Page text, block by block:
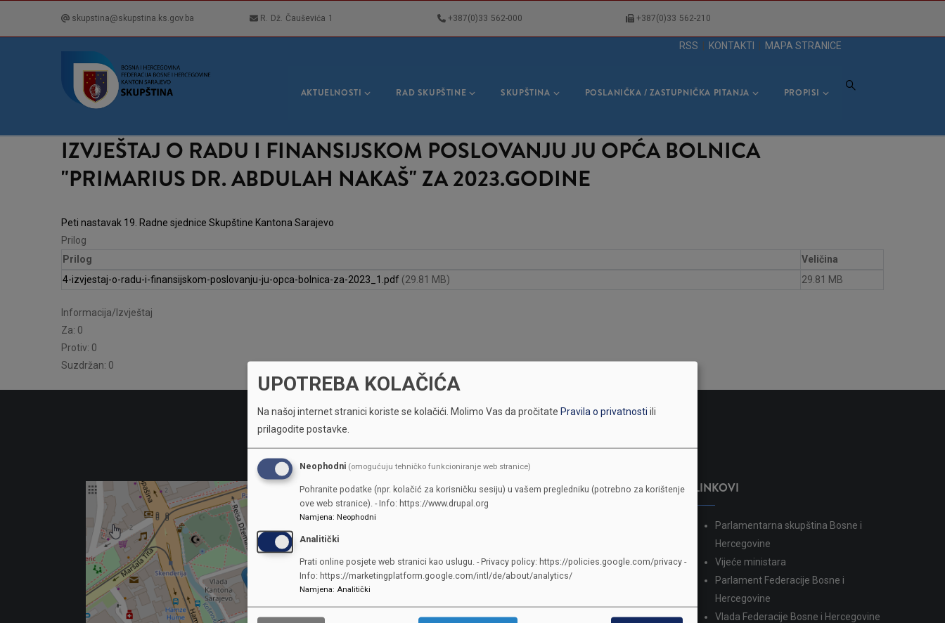
skupstina@skupstina.ks.gov.ba R. Dž. Čauševića 1 +387(0)33 562-000 +387(0)33 562-210
RSS KONTAKTI MAPA STRANICE
NAVIGACIJA
AKTUELNOSTI RAD SKUPŠTINE SKUPŠTINA POSLANIČKA / ZASTUPNIČKA PITANJA PROPISI
IZVJEŠTAJ O RADU I FINANSIJSKOM POSLOVANJU JU OPĆA BOLNICA
"PRIMARIUS DR. ABDULAH NAKAŠ" ZA 2023.GODINE
Peti nastavak 19. Radne sjednice Skupštine Kantona Sarajevo
Prilog
Prilog
Veličina
4-izvjestaj-o-radu-i-finansijskom-poslovanju-ju-opca-bolnica-za-2023_1.pdf (29.81 MB) 29.81 MB
Informacija/Izvještaj
Za: 0
Protiv: 0
Suzdržan: 0
KONTAKTI
Čauševića 1
387 33 562-044
skupstina@skupstina.ks.gov.ba
LINKOVI
Parlamentarna skupština Bosne i
Hercegovine
Vijeće ministara
Parlament Federacije Bosne i
Hercegovine
Vlada Federacije Bosne i Hercegovine
UPOTREBA KOLAČIĆA
Na našoj internet stranici koriste se kolačići. Molimo Vas da pročitate Pravila o privatnosti ili
prilagodite postavke.
Neophodni (omogućuju tehničko funkcioniranje web stranice)
Pohranite podatke (npr. kolačić za korisničku sesiju) u vašem pregledniku (potrebno za korištenje
ove web stranice). - Info: https://www.drupal.org
Namjena: Neophodni
Analitički
Prati online posjete web stranici kao uslugu. - Privacy policy: https://policies.google.com/privacy -
Info: https://marketingplatform.google.com/intl/de/about/analytics/
Namjena: Analitički